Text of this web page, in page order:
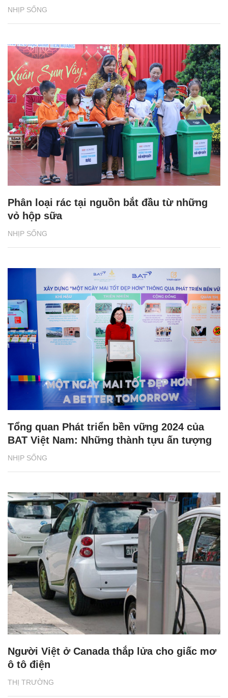
NHỊP SỐNG
NHỊP SỐNG
Phân loại rác tại nguồn bắt đầu từ những
vỏ hộp sữa
NHỊP SỐNG
Tổng quan Phát triển bền vững 2024 của
BAT Việt Nam: Những thành tựu ấn tượng
THỊ TRƯỜNG
Người Việt ở Canada thắp lửa cho giấc mơ
ô tô điện